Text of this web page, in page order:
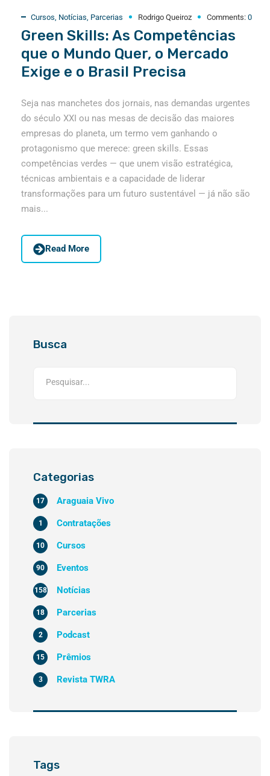
Cursos Notícias Parcerias Rodrigo Queiroz Comments: 0
Green Skills: As Competências
que o Mundo Quer, o Mercado
Exige e o Brasil Precisa
Seja nas manchetes dos jornais, nas demandas urgentes
do século XXI ou nas mesas de decisão das maiores
empresas do planeta, um termo vem ganhando o
protagonismo que merece: green skills. Essas
competências verdes — que unem visão estratégica,
técnicas ambientais e a capacidade de liderar
transformações para um futuro sustentável — já não são
mais...
Read More
Busca
Categorias
Araguaia Vivo
17
Contratações
1
Cursos
10
Eventos
90
Notícias
158
Parcerias
18
Podcast
2
Prêmios
15
Revista TWRA
3
Tags